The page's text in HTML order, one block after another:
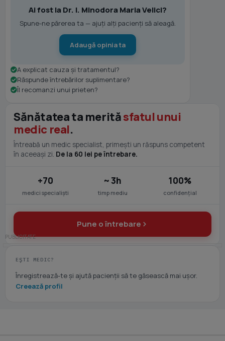
Ai fost la Dr. I. Minodora Maria Velici?
Spune-ne părerea ta — ajuți alți pacienți să aleagă.
Adaugă opinia ta
A explicat cauza și tratamentul?
Răspunde întrebărilor suplimentare?
Îl recomanzi unui prieten?
Sănătatea ta merităsfatul unui
medic real.
Întreabă un medic specialist, primești un răspuns competent
în aceeași zi. De la 60 lei pe întrebare.
+70
medici specialiști
~ 3h
timp mediu
100%
confidențial
Pune o întrebare
EȘTI MEDIC?
Înregistrează-te și ajută pacienții să te găsească mai ușor.
Creează profil